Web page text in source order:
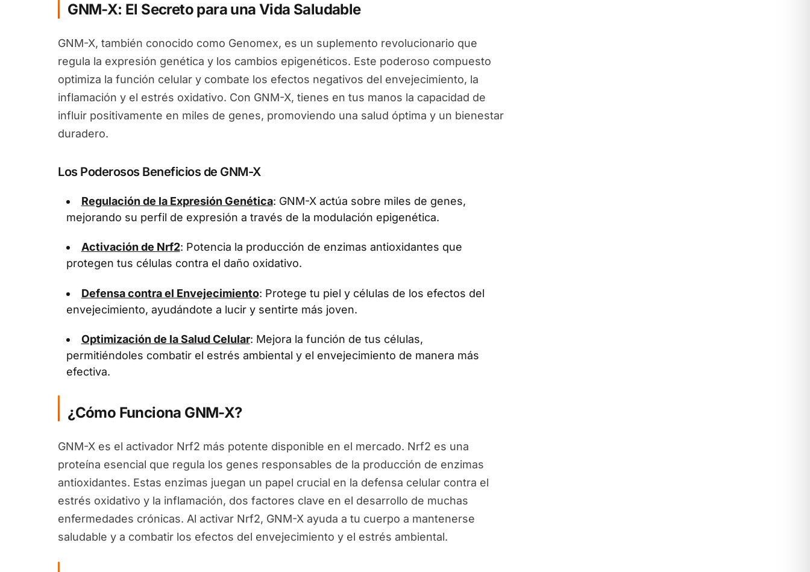
GNM-X: El Secreto para una Vida Saludable
GNM-X, también conocido como Genomex, es un suplemento revolucionario que
regula la expresión genética y los cambios epigenéticos. Este poderoso compuesto
optimiza la función celular y combate los efectos negativos del envejecimiento, la
inflamación y el estrés oxidativo. Con GNM-X, tienes en tus manos la capacidad de
influir positivamente en miles de genes, promoviendo una salud óptima y un bienestar
duradero.
Los Poderosos Beneficios de GNM-X
Regulación de la Expresión Genética: GNM-X actúa sobre miles de genes,
mejorando su perfil de expresión a través de la modulación epigenética.
Activación de Nrf2: Potencia la producción de enzimas antioxidantes que
protegen tus células contra el daño oxidativo.
Defensa contra el Envejecimiento: Protege tu piel y células de los efectos del
envejecimiento, ayudándote a lucir y sentirte más joven.
Optimización de la Salud Celular: Mejora la función de tus células,
permitiéndoles combatir el estrés ambiental y el envejecimiento de manera más
efectiva.
¿Cómo Funciona GNM-X?
GNM-X es el activador Nrf2 más potente disponible en el mercado. Nrf2 es una
proteína esencial que regula los genes responsables de la producción de enzimas
antioxidantes. Estas enzimas juegan un papel crucial en la defensa celular contra el
estrés oxidativo y la inflamación, dos factores clave en el desarrollo de muchas
enfermedades crónicas. Al activar Nrf2, GNM-X ayuda a tu cuerpo a mantenerse
saludable y a combatir los efectos del envejecimiento y el estrés ambiental.